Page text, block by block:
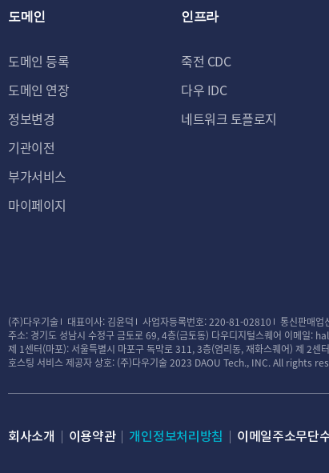
도메인
도메인 등록
도메인 연장
정보변경
기관이전
부가서비스
마이페이지
인프라
죽전 CDC
다우 IDC
네트워크 토플로지
(주)다우기술 대표이사: 김윤덕 사업자등록번호: 220-81-02810
통신판매업
주소: 경기도 성남시 수정구 금토로 69, 4층(금토동) 다우디지털스퀘어 이메일:
제 1센터(마포): 서울특별시 마포구 독막로 311, 3층(염리동, 재화스퀘어) 제 2센
호스팅 서비스 제공자 상호: (주)다우기술2023 DAOU Tech., INC. All rights
회사소개 이용약관 개인정보처리방침 이메일주소무단